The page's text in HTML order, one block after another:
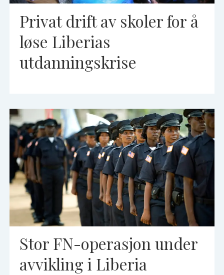
Privat drift av skoler for å
løse Liberias
utdanningskrise
Stor FN-operasjon under
avvikling i Liberia